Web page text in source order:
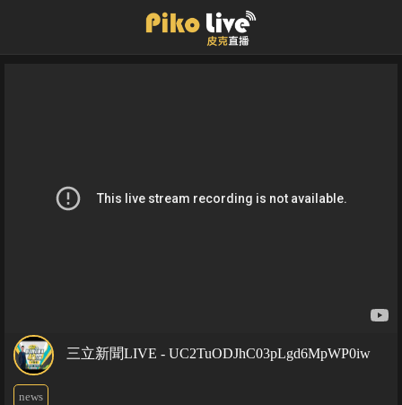
三立新聞LIVE - UC2TuODJhC03pLgd6MpWP0iw
news